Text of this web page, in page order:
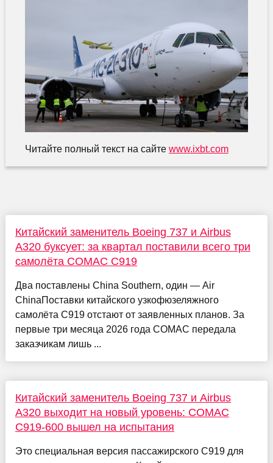
Читайте полный текст на сайте www.ixbt.com
Китайский заменитель Boeing 737 и Airbus
A320 буксует: за квартал поставили всего три
самолёта COMAC C919
Два поставлены China Southern, один — Air
ChinaПоставки китайского узкофюзеляжного
самолёта C919 отстают от заявленных планов. За
первые три месяца 2026 года COMAC передала
заказчикам лишь ...
Китайский заменитель Boeing 737 и Airbus
A320 выходит на новый уровень: COMAC
C919-600 вышел на испытания
Это специальная версия пассажирского C919 для